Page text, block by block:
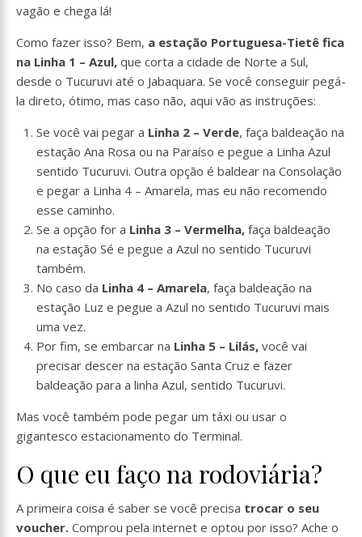
vagão e chega lá!
Como fazer isso? Bem, a estação Portuguesa-Tietê fica
na Linha 1 – Azul, que corta a cidade de Norte a Sul,
desde o Tucuruvi até o Jabaquara. Se você conseguir pegá-
la direto, ótimo, mas caso não, aqui vão as instruções:
Se você vai pegar a Linha 2 – Verde, faça baldeação na
estação Ana Rosa ou na Paraíso e pegue a Linha Azul
sentido Tucuruvi. Outra opção é baldear na Consolação
e pegar a Linha 4 – Amarela, mas eu não recomendo
esse caminho.
Se a opção for a Linha 3 – Vermelha, faça baldeação
na estação Sé e pegue a Azul no sentido Tucuruvi
também.
No caso da Linha 4 – Amarela, faça baldeação na
estação Luz e pegue a Azul no sentido Tucuruvi mais
uma vez.
Por fim, se embarcar na Linha 5 – Lilás, você vai
precisar descer na estação Santa Cruz e fazer
baldeação para a linha Azul, sentido Tucuruvi.
Mas você também pode pegar um táxi ou usar o
gigantesco estacionamento do Terminal.
O que eu faço na rodoviária?
A primeira coisa é saber se você precisa trocar o seu
voucher. Comprou pela internet e optou por isso? Ache o